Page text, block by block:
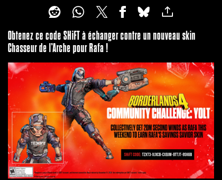
Obtenez ce code SHiFT à échanger contre un nouveau skin
Chasseur de l’Arche pour Rafa !